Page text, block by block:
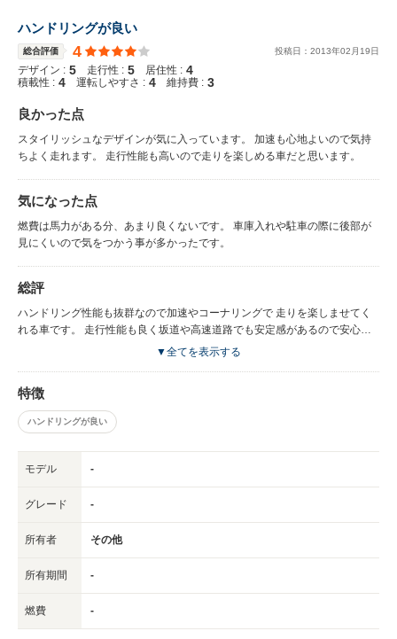
ハンドリングが良い
総合評価 4 投稿日： 2013年02 月 19日
デザイン : 5 走行性 : 5 居住性 : 4
積載性 : 4 運転しやすさ : 4 維持費 : 3
良かった点
スタイリッシュなデザインが気に入っています。 加速も心地よいので気持
ちよく走れます。 走行性能も高いので走りを楽しめる車だと思います。
気になった点
燃費は馬力がある分、あまり良くないです。 車庫入れや駐車の際に後部が
見にくいので気をつかう事が多かったです。
総評
ハンドリング性能も抜群なので加速やコーナリングで 走りを楽しませてく
れる車です。 走行性能も良く坂道や高速道路でも安定感があるので安心で
▼全てを表示する
特徴
ハンドリングが良い
モデル -
グレード -
所有者 その他
所有期間 -
燃費 -